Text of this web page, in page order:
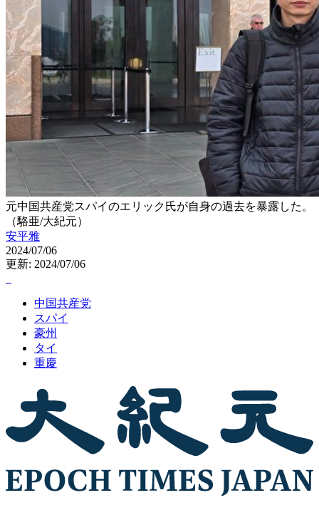
元中国共産党スパイのエリック氏が自身の過去を暴露した。
（駱亜/大紀元）
安平雅
2024/07/06
更新: 2024/07/06
中国共産党
スパイ
豪州
タイ
重慶